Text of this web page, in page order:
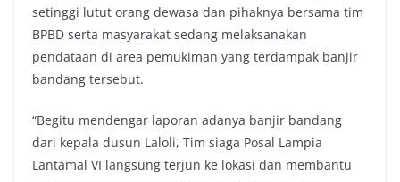
setinggi lutut orang dewasa dan pihaknya bersama tim
BPBD serta masyarakat sedang melaksanakan
pendataan di area pemukiman yang terdampak banjir
bandang tersebut.
“Begitu mendengar laporan adanya banjir bandang
dari kepala dusun Laloli, Tim siaga Posal Lampia
Lantamal VI langsung terjun ke lokasi dan membantu